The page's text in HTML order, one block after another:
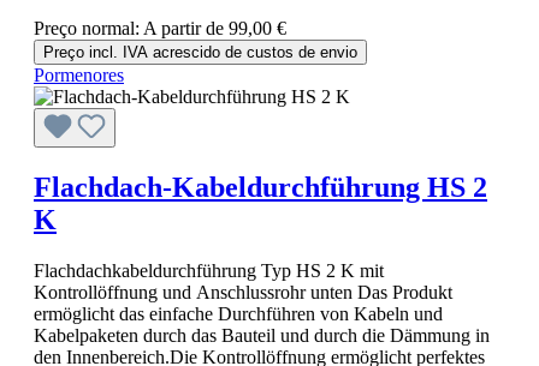
Preço normal: A partir de 99,00 €
Preço incl. IVA acrescido de custos de envio
Pormenores
Flachdach-Kabeldurchführung HS 2
K
Flachdachkabeldurchführung Typ HS 2 K mit
Kontrollöffnung und Anschlussrohr unten Das Produkt
ermöglicht das einfache Durchführen von Kabeln und
Kabelpaketen durch das Bauteil und durch die Dämmung in
den Innenbereich.Die Kontrollöffnung ermöglicht perfektes